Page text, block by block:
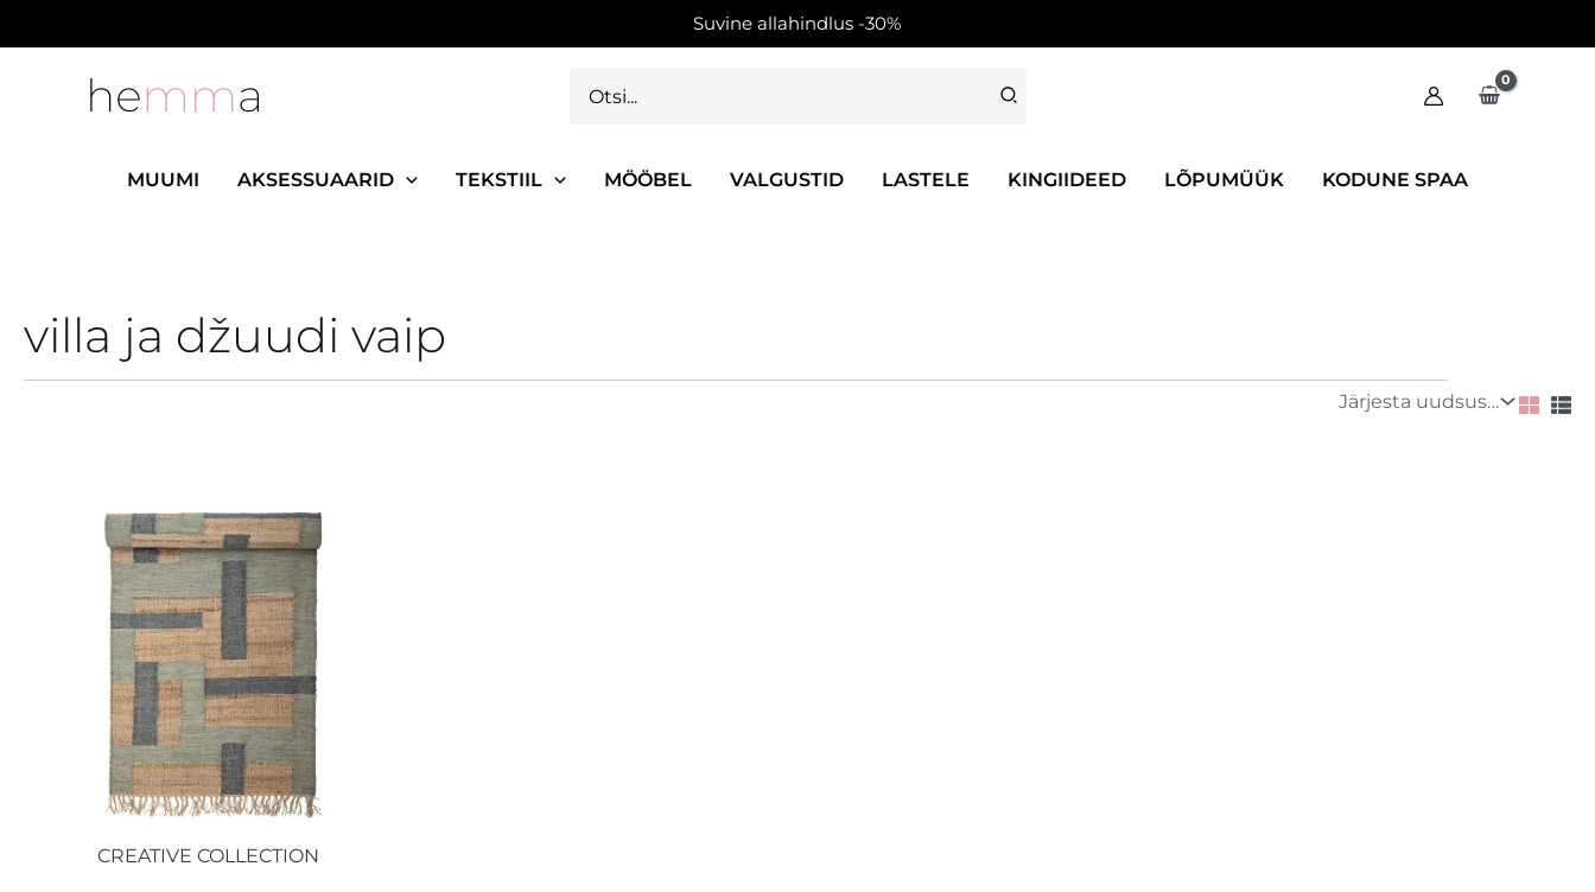
to
for:
MUUMI AKSESSUAARID TEKSTIIL MÖÖBEL VALGUSTID LASTELE KINGIIDEED LÕPUMÜÜK KODUNE SPAA
villa ja džuudi vaip
CREATIVE COLLECTION
Suvine allahindlus -30%